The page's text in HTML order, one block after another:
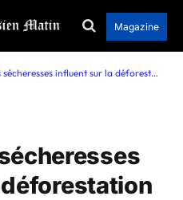
Magazine
influent sur la déforestation